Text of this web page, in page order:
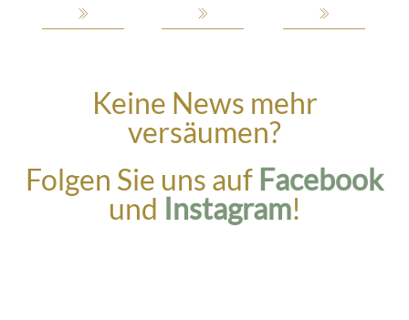
Keine News mehr
versäumen?
Folgen Sie uns auf Facebook
und Instagram!